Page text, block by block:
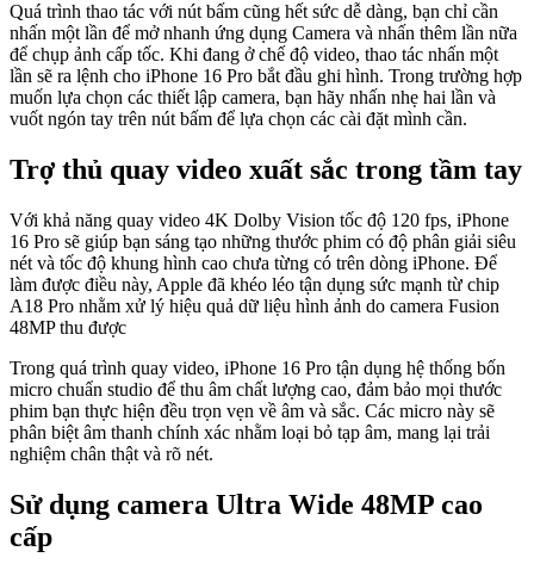
Quá trình thao tác với nút bấm cũng hết sức dễ dàng, bạn chỉ cần
nhấn một lần để mở nhanh ứng dụng Camera và nhấn thêm lần nữa
để chụp ảnh cấp tốc. Khi đang ở chế độ video, thao tác nhấn một
lần sẽ ra lệnh cho iPhone 16 Pro bắt đầu ghi hình. Trong trường hợp
muốn lựa chọn các thiết lập camera, bạn hãy nhấn nhẹ hai lần và
vuốt ngón tay trên nút bấm để lựa chọn các cài đặt mình cần.
Trợ thủ quay video xuất sắc trong tầm tay
Với khả năng quay video 4K Dolby Vision tốc độ 120 fps, iPhone
16 Pro sẽ giúp bạn sáng tạo những thước phim có độ phân giải siêu
nét và tốc độ khung hình cao chưa từng có trên dòng iPhone. Để
làm được điều này, Apple đã khéo léo tận dụng sức mạnh từ chip
A18 Pro nhằm xử lý hiệu quả dữ liệu hình ảnh do camera Fusion
48MP thu được
Trong quá trình quay video, iPhone 16 Pro tận dụng hệ thống bốn
micro chuẩn studio để thu âm chất lượng cao, đảm bảo mọi thước
phim bạn thực hiện đều trọn vẹn về âm và sắc. Các micro này sẽ
phân biệt âm thanh chính xác nhằm loại bỏ tạp âm, mang lại trải
nghiệm chân thật và rõ nét.
Sử dụng camera Ultra Wide 48MP cao
cấp